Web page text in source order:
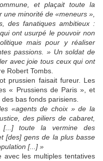
et plaçait toute la
minorité de «meneurs »,
des fanatiques ambitieux :
ont usurpé le pouvoir non
mais pour y réaliser
passions. » Un soldat de
avec joie tous ceux qui ont
Robert Tombs.
prussien faisait fureur. Les
« Prussiens de Paris », et
bas fonds parisiens.
«agents de choix » de la
des piliers de cabaret,
[...] toute la vermine des
[des] gens de la plus basse
[...] »
les multiples tentatives